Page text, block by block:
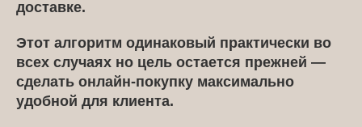
доставке.
Этот алгоритм одинаковый практически во
всех случаях но цель остается прежней —
сделать онлайн-покупку максимально
удобной для клиента.